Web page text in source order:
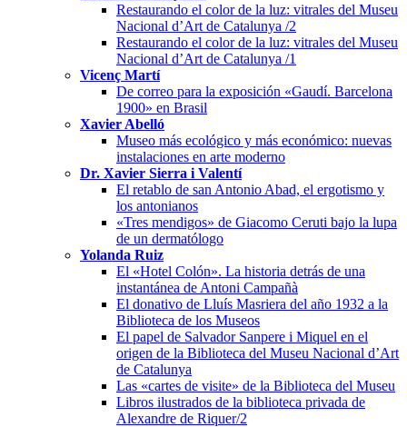
Restaurando el color de la luz: vitrales del Museu
Nacional d’Art de Catalunya /2
Restaurando el color de la luz: vitrales del Museu
Nacional d’Art de Catalunya /1
Vicenç Martí
De correo para la exposición «Gaudí. Barcelona
1900» en Brasil
Xavier Abelló
Museo más ecológico y más económico: nuevas
instalaciones en arte moderno
Dr. Xavier Sierra i Valentí
El retablo de san Antonio Abad, el ergotismo y
los antonianos
«Tres mendigos» de Giacomo Ceruti bajo la lupa
de un dermatólogo
Yolanda Ruiz
El «Hotel Colón». La historia detrás de una
instantánea de Antoni Campañà
El donativo de Lluís Masriera del año 1932 a la
Biblioteca de los Museos
El papel de Salvador Sanpere i Miquel en el
origen de la Biblioteca del Museu Nacional d’Art
de Catalunya
Las «cartes de visite» de la Biblioteca del Museu
Libros ilustrados de la biblioteca privada de
Alexandre de Riquer/2